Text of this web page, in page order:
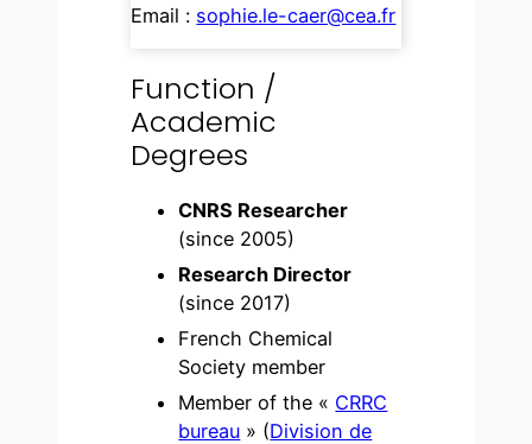
Email : sophie.le-caer@cea.fr
Function /
Academic
Degrees
CNRS Researcher
(since 2005)
Research Director
(since 2017)
French Chemical
Society member
Member of the « CRRC
bureau » (Division de